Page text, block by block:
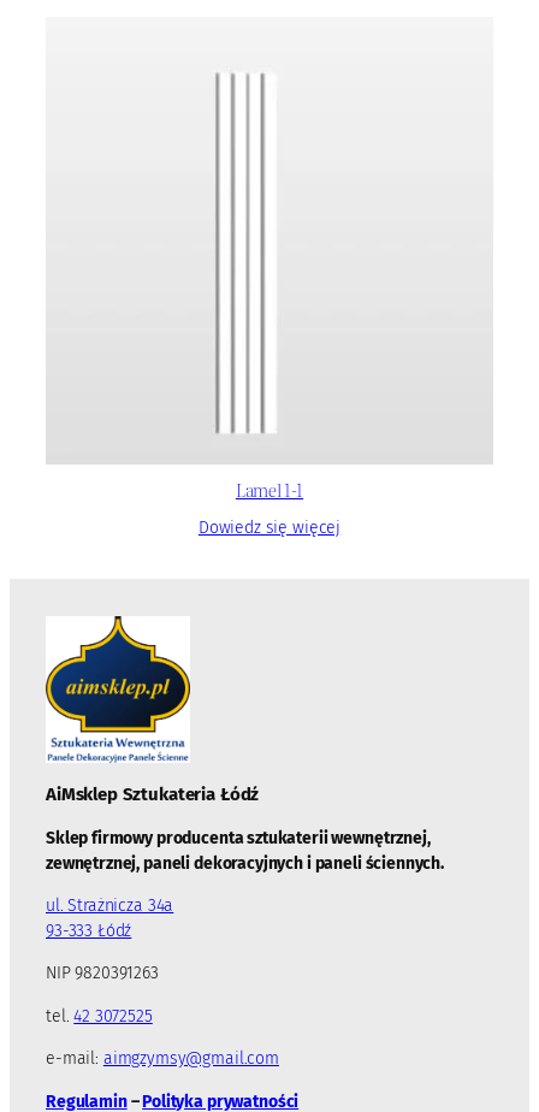
Lamel 1-1
Dowiedz się więcej
AiMsklep Sztukateria Łódź
Sklep firmowy producenta sztukaterii wewnętrznej,
zewnętrznej, paneli dekoracyjnych i paneli ściennych.
ul. Strażnicza 34a
93-333 Łódź
NIP 9820391263
tel.42 3072525
e-mail: aimgzymsy@gmail.com
Regulamin–Polityka prywatności